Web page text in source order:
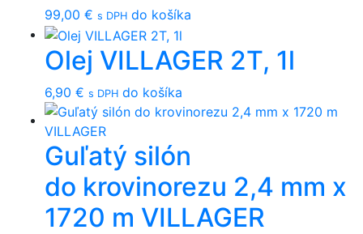
99,00 € s DPH do košíka
Olej VILLAGER 2T, 1l
6,90 € s DPH do košíka
Guľatý silón
do krovinorezu 2,4 mm x
1720 m VILLAGER